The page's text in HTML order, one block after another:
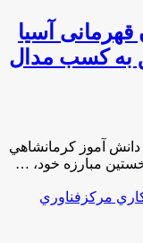
آسیا
به کسب مدال
دانش آموز كرمانشاهي
مبارزه خود، …